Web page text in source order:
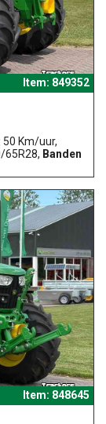
Item: 849352
50 Km/uur,
65R28, Banden
Item: 848645